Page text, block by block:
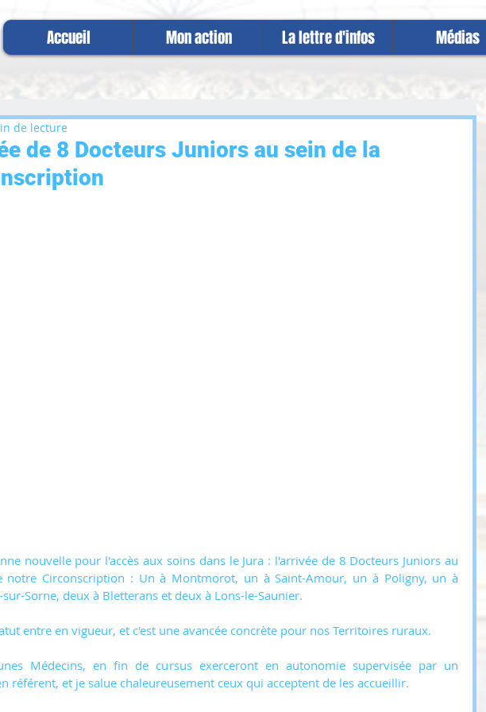
Accueil Mon action La lettre d'infos Médias
de 8 Docteurs Juniors au sein de la
de lecture
nouvelle pour l'accès aux soins dans le Jura : l'arrivée de 8 Docteurs Juniors au
notre Circonscription : Un à Montmorot, un à Saint-Amour, un à Poligny, un à
sur-Sorne, deux à Bletterans et deux à Lons-le-Saunier.
entre en vigueur, et c'est une avancée concrète pour nos Territoires ruraux.
Médecins, en fin de cursus exerceront en autonomie supervisée par un
référent, et je salue chaleureusement ceux qui acceptent de les accueillir.